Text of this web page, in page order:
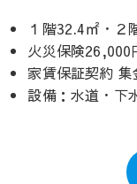
１階32.4㎡・２
火災保険
家賃保証契約
設備：水道・下